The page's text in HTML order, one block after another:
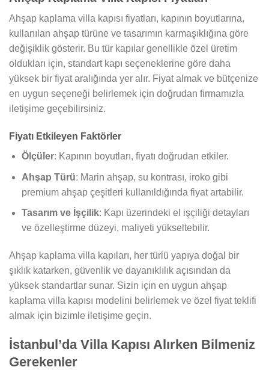
Ahşap kaplama villa kapısı fiyatları, kapının boyutlarına,
kullanılan ahşap türüne ve tasarımın karmaşıklığına göre
değişiklik gösterir. Bu tür kapılar genellikle özel üretim
oldukları için, standart kapı seçeneklerine göre daha
yüksek bir fiyat aralığında yer alır. Fiyat almak ve bütçenize
en uygun seçeneği belirlemek için doğrudan firmamızla
iletişime geçebilirsiniz.
Fiyatı Etkileyen Faktörler
Ölçüler: Kapının boyutları, fiyatı doğrudan etkiler.
Ahşap Türü: Marin ahşap, su kontrası, iroko gibi
premium ahşap çeşitleri kullanıldığında fiyat artabilir.
Tasarım ve İşçilik: Kapı üzerindeki el işçiliği detayları
ve özelleştirme düzeyi, maliyeti yükseltebilir.
Ahşap kaplama villa kapıları, her türlü yapıya doğal bir
şıklık katarken, güvenlik ve dayanıklılık açısından da
yüksek standartlar sunar. Sizin için en uygun ahşap
kaplama villa kapısı modelini belirlemek ve özel fiyat teklifi
almak için bizimle iletişime geçin.
İstanbul’da Villa Kapısı Alırken Bilmeniz
Gerekenler